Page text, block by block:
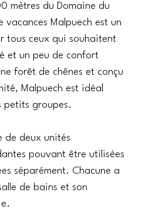
mètres du Domaine du
vacances Malpuech est un
tous ceux qui souhaitent
et un peu de confort
forêt de chênes et conçu
Malpuech est idéal
petits groupes.
de deux unités
pouvant être utilisées
séparément. Chacune a
de bains et son